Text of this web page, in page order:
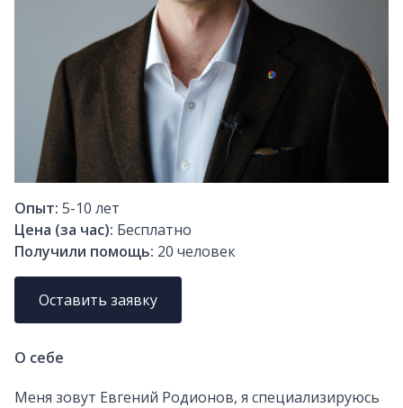
Опыт: 5-10 лет
Цена (за час): Бесплатно
Получили помощь: 20 человек
Оставить заявку
О себе
Меня зовут Евгений Родионов, я cпециализируюсь